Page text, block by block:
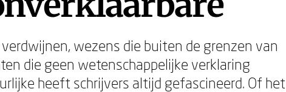
wezens die buiten de grenzen van
die geen wetenschappelijke verklaring
heeft schrijvers altijd gefascineerd. Of het